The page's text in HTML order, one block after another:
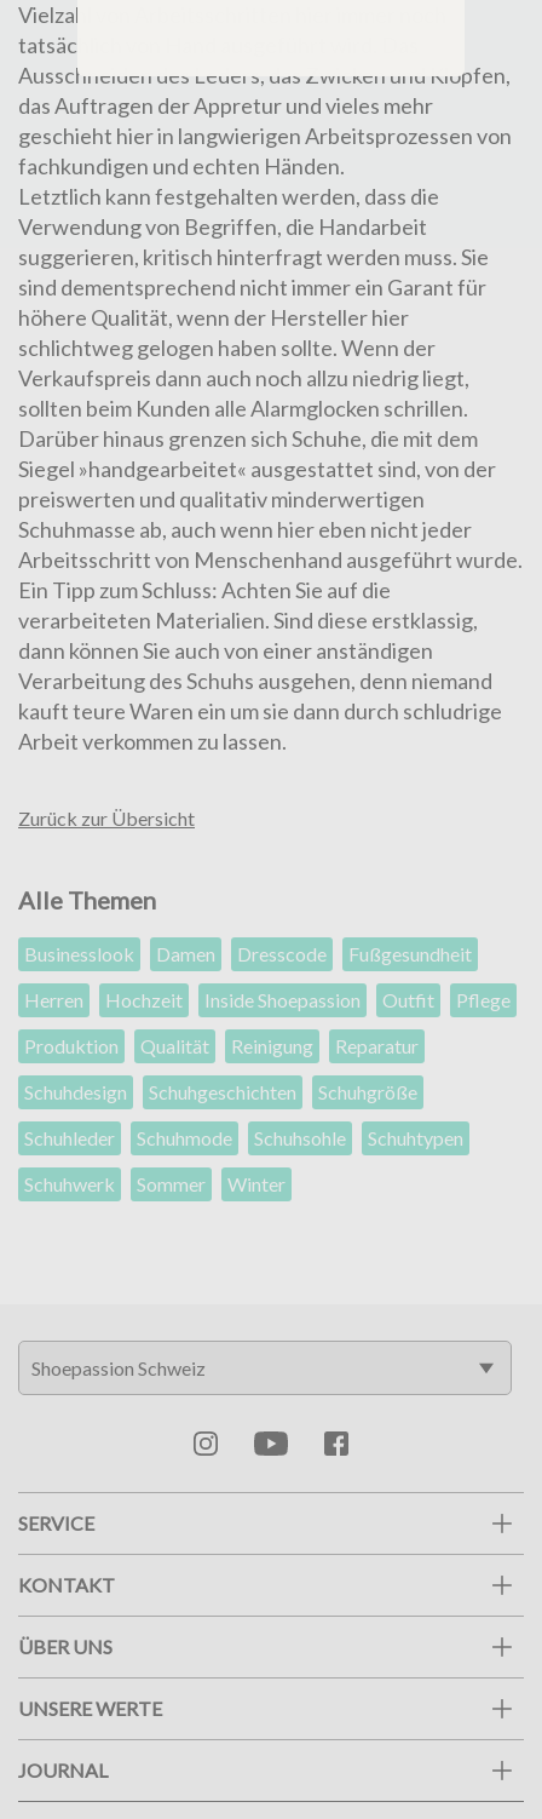
Vielzahl von
tatsächlich von Hand ausgeführt wird. Das
Ausschneiden des Leders, das Zwicken und Klopfen,
das Auftragen der Appretur und vieles mehr
geschieht hier in langwierigen Arbeitsprozessen von
fachkundigen und echten Händen.
Letztlich kann festgehalten werden, dass die
Verwendung von Begriffen, die Handarbeit
suggerieren, kritisch hinterfragt werden muss. Sie
sind dementsprechend nicht immer ein Garant für
höhere Qualität, wenn der Hersteller hier
schlichtweg gelogen haben sollte. Wenn der
Verkaufspreis dann auch noch allzu niedrig liegt,
sollten beim Kunden alle Alarmglocken schrillen.
Darüber hinaus grenzen sich Schuhe, die mit dem
Siegel »handgearbeitet« ausgestattet sind, von der
preiswerten und qualitativ minderwertigen
Schuhmasse ab, auch wenn hier eben nicht jeder
Arbeitsschritt von Menschenhand ausgeführt wurde.
Ein Tipp zum Schluss: Achten Sie auf die
verarbeiteten Materialien. Sind diese erstklassig,
dann können Sie auch von einer anständigen
Verarbeitung des Schuhs ausgehen, denn niemand
kauft teure Waren ein um sie dann durch schludrige
Arbeit verkommen zu lassen.
Zurück zur Übersicht
Alle Themen
Businesslook Damen Dresscode
Fußgesundheit
Herren
Hochzeit Inside Shoepassion Outfit
Pflege
Produktion
Qualität Reinigung
Reparatur
Schuhdesign
Schuhgeschichten
Schuhgröße
Schuhleder
Schuhmode Schuhsohle
Schuhtypen
Schuhwerk
Sommer Winter
SERVICE
KONTAKT
ÜBER UNS
UNSERE WERTE
JOURNAL